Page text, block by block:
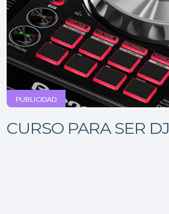
PUBLICIDAD
CURSO PARA SER DJ